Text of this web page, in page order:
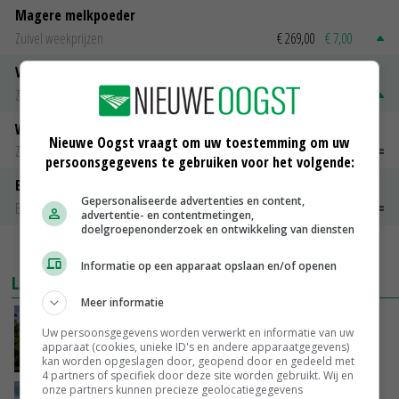
Magere melkpoeder
Zuivel weekprijzen
€ 269,00 € 7,00
Volle melkpoeder
Zuivel weekprijzen
€ 345,00
Weipoeder
Zuivel weekprijzen
€ 134,00 € 0,00
Boeren Gouda 12 kg
Boerenkaas
€ 6,05
LAATSTE NIEUWS
minister spreekt van ‘ondernemersrisico’
VANDAAG, 16:27
Nieuwe Oogst vraagt om uw toestemming om uw
persoonsgegevens te gebruiken voor het volgende:
Gepersonaliseerde advertenties en content,
advertentie- en contentmetingen,
doelgroepenonderzoek en ontwikkeling van diensten
Informatie op een apparaat opslaan en/of openen
Meer informatie
Uw persoonsgegevens worden verwerkt en informatie van uw
apparaat (cookies, unieke ID's en andere apparaatgegevens)
kan worden opgeslagen door, geopend door en gedeeld met
4 partners of specifiek door deze site worden gebruikt. Wij en
onze partners kunnen precieze geolocatiegegevens